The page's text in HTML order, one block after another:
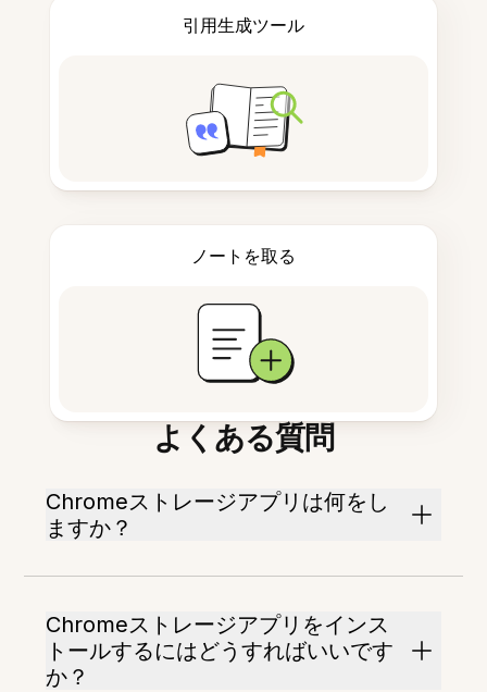
引用生成ツール
ノートを取る
よくある質問
Chromeストレージアプリは何をし
ますか？
Chromeストレージアプリをインス
トールするにはどうすればいいです
か？